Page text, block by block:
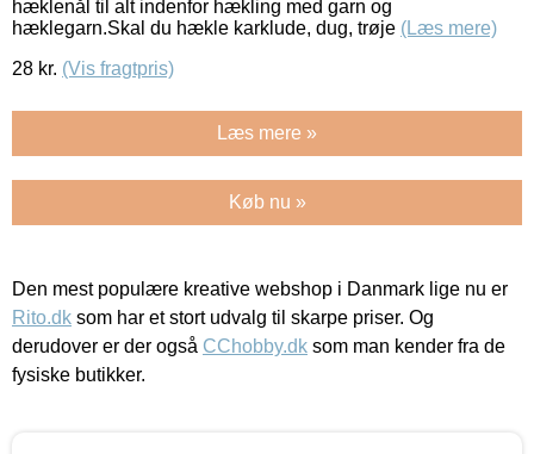
hæklenål til alt indenfor hækling med garn og
hæklegarn.Skal du hækle karklude, dug, trøje (Læs mere)
28 kr. (Vis fragtpris)
Læs mere »
Køb nu »
Den mest populære kreative webshop i Danmark lige nu er
Rito.dk som har et stort udvalg til skarpe priser. Og
derudover er der også CChobby.dk som man kender fra de
fysiske butikker.